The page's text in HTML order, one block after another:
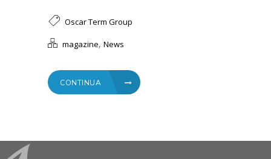
Oscar Term Group
magazine, News
CONTINUA